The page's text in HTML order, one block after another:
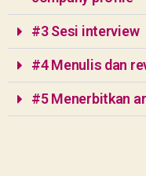
#3 Sesi interview
#4 Menulis dan
#5 Menerbitkan